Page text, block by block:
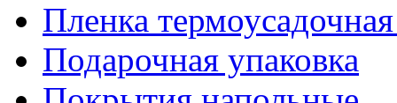
Пленка
Подарочная упаковка